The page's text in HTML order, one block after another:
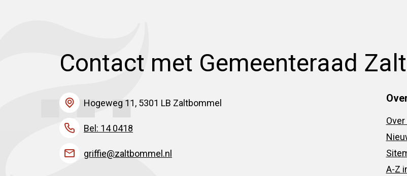
Contact met Gemeenteraad
Hogeweg 11, 5301 LB Zaltbommel
Bel: 14 0418
griffie@zaltbommel.nl
A-Z